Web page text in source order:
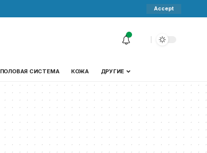
Accept
ПОЛОВАЯ СИСТЕМА КОЖА ДРУГИЕ